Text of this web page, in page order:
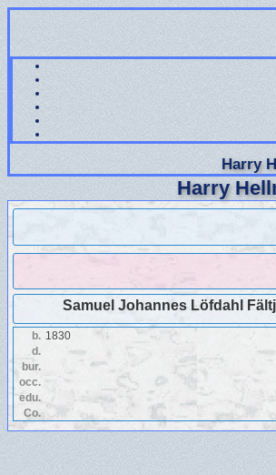
Harry
Harry
Samuel Johannes Löfdahl
b. 1830
d.
bur.
occ.
edu.
Co.